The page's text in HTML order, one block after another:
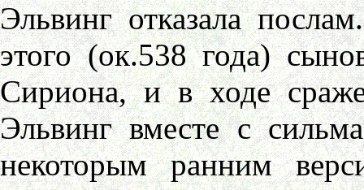
Эльвинг отказала
этого (ок.538 года)
Сириона, и в ходе
Эльвинг вместе с
некоторым ранним